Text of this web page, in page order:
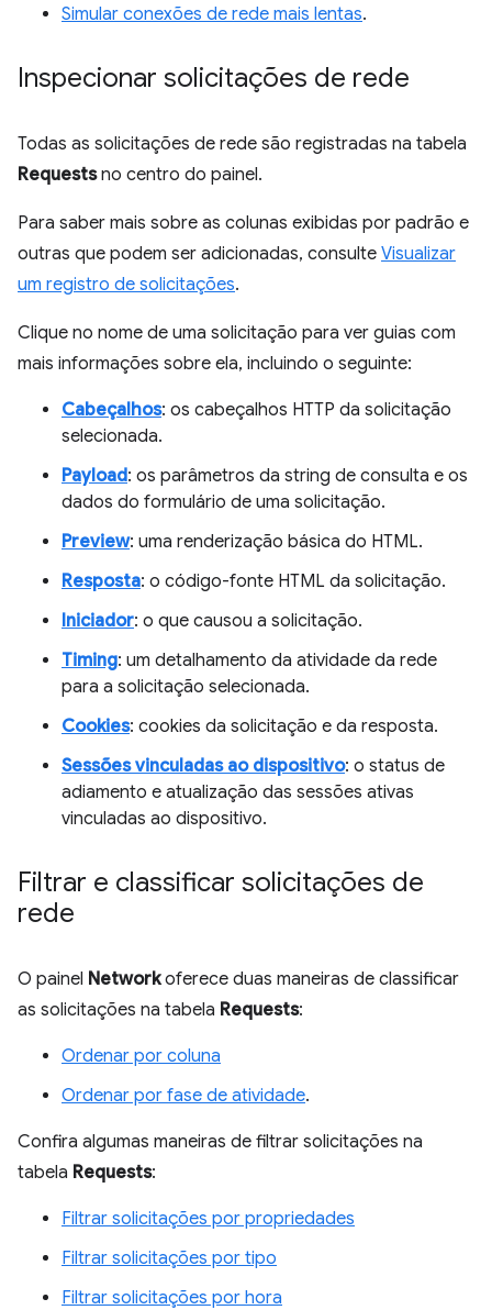
Simular conexões de rede mais lentas.
Inspecionar solicitações de rede
Todas as solicitações de rede são registradas na tabela
Requestsno centro do painel.
Para saber mais sobre as colunas exibidas por padrão e
outras que podem ser adicionadas, consulte Visualizar
um registro de solicitações.
Clique no nome de uma solicitação para ver guias com
mais informações sobre ela, incluindo o seguinte:
Cabeçalhos: os cabeçalhos HTTP da solicitação
selecionada.
Payload: os parâmetros da string de consulta e os
dados do formulário de uma solicitação.
Preview: uma renderização básica do HTML.
Resposta: o código-fonte HTML da solicitação.
Iniciador: o que causou a solicitação.
Timing: um detalhamento da atividade da rede
para a solicitação selecionada.
Cookies: cookies da solicitação e da resposta.
Sessões vinculadas ao dispositivo: o status de
adiamento e atualização das sessões ativas
vinculadas ao dispositivo.
Filtrar e classificar solicitações de
rede
O painel Networkoferece duas maneiras de classificar
as solicitações na tabela Requests:
Ordenar por coluna
Ordenar por fase de atividade.
Confira algumas maneiras de filtrar solicitações na
tabela Requests:
Filtrar solicitações por propriedades
Filtrar solicitações por tipo
Filtrar solicitações por hora